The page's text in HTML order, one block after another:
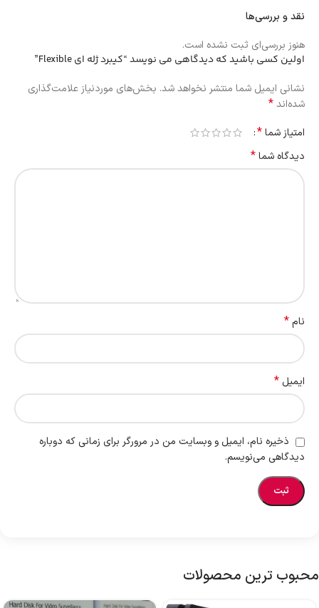
نقد و بررسی‌ها
هنوز بررسی‌ای ثبت نشده است.
اولین کسی باشید که دیدگاهی می نویسد “کیبرد ژله ای Flexible”
نشانی ایمیل شما منتشر نخواهد شد. بخش‌های موردنیاز علامت‌گذاری
شده‌اند*
امتیاز شما*
دیدگاه شما*
نام*
ایمیل *
ذخیره نام، ایمیل و وبسایت من در مرورگر برای زمانی که دوباره
دیدگاهی می‌نویسم.
محبوب ترین محصولات